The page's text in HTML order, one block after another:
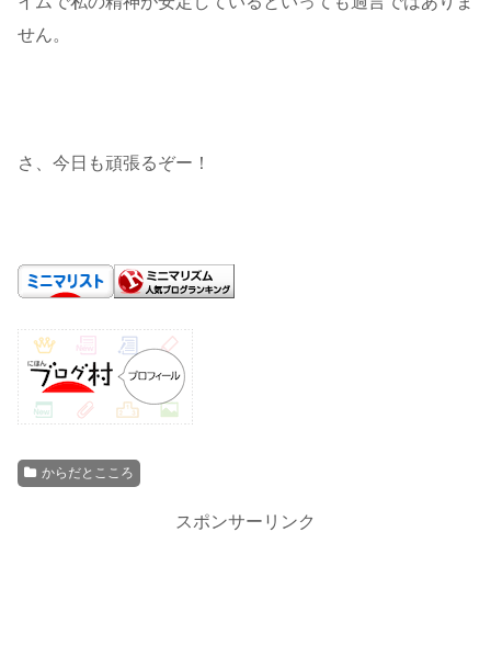
せん。
さ、今日も頑張るぞー！
からだとこころ
スポンサーリンク